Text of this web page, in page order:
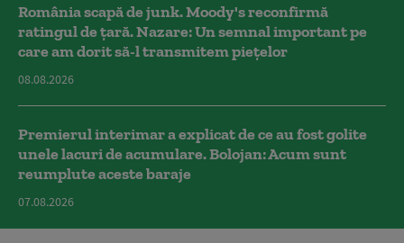
România scapă de junk. Moody's reconfirmă
ratingul de țară. Nazare: Un semnal important pe
care am dorit să-l transmitem piețelor
08.08.2026
Premierul interimar a explicat de ce au fost golite
unele lacuri de acumulare. Bolojan: Acum sunt
reumplute aceste baraje
07.08.2026